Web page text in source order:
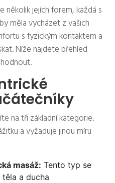
několik jejích forem, každá s
měla vycházet z vašich
s fyzickým kontaktem a
Níže najdete přehled
na tři základní kategorie.
a vyžaduje jinou míru
masáž: Tento typ se
a ducha